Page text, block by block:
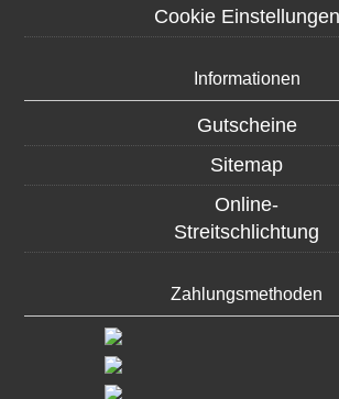
Cookie Einstellungen
Informationen
Gutscheine
Sitemap
Online-
Streitschlichtung
Zahlungsmethoden